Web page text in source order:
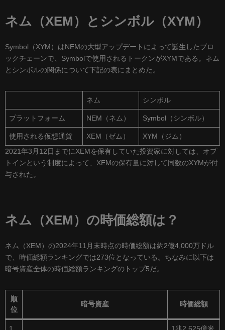
ネム（XEM）とシンボル（XYM）
Symbol（XYM）はNEMの大型アップデートによって誕生したブロ
ックチェーンで、Symbolで使用されるトークンがXYMである。ネム
とシンボルの関係について下記の表にまとめた。
ネム シンボル
プラットフォーム NEM（ネム） Symbol（シンボル）
使用される仮想通貨 XEM（ゼム）
XYM（ジム）
2021年3月12日までにXEMを保有していた投資家に対しては、オプ
トインという制度によって、XEMの保有量に対して同数のXYMが付
与された。
ネム（XEM）の時価総額は？
ネム（XEM）の2024年11月末時点の時価総額は約2億4,000万ドル
で、時価総額ランキングでは273位となっている。ちなみに以下は
暗号資産全体の時価総額ランキングのトップ5だ。
順
位
暗号資産 時価総額